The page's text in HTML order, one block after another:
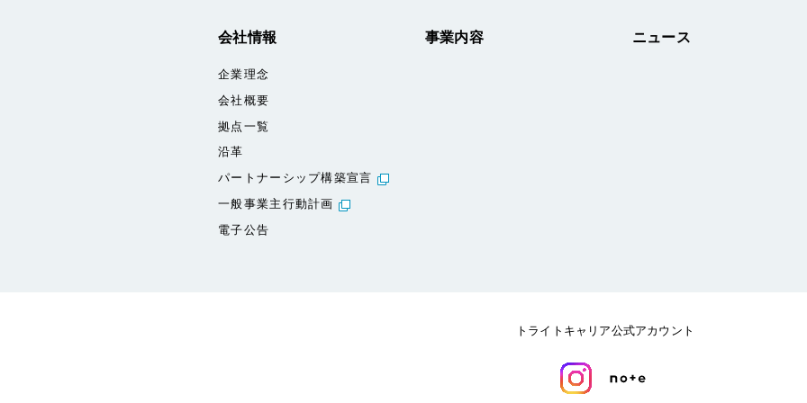
会社情報
企業理念
会社概要
拠点一覧
沿革
パートナーシップ構築宣言
一般事業主行動計画
電子公告
事業内容 ニュース
トライトキャリア公式アカウント